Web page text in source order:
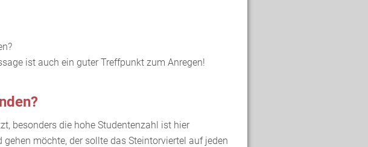
ist auch ein guter Treffpunkt zum Anregen!
besonders die hohe Studentenzahl ist hier
möchte, der sollte das Steintorviertel auf jeden